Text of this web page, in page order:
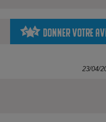
Donner votre
23/04/